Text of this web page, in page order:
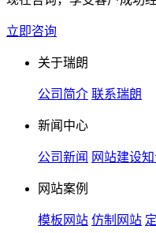
立即咨询
关于瑞朗
公司简介 联系瑞朗
新闻中心
公司新闻 网站建设
网站案例
模板网站 仿制网站